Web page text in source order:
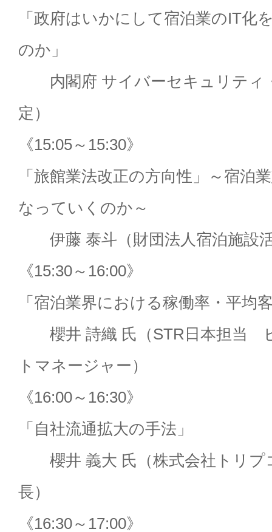
「政府はいかにして宿泊業のIT化
のか」
内閣府 サイバーセキュリティ
定）
《15:05～15:30》
「旅館業法改正の方向性」～宿泊
なっていくのか～
伊藤 泰斗（財団法人宿泊施設
《15:30～16:00》
「宿泊業界における稼働率・平均
櫻井 詩織 氏（STR日本担当
トマネージャー）
《16:00～16:30》
「自社流通拡大の手法」
櫻井 義大 氏（株式会社トリプ
長）
《16:30～17:00》